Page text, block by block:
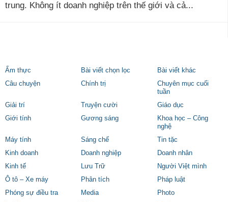
trung. Không ít doanh nghiệp trên thế giới và cả...
Ẩm thực Bài viết chọn lọc
Bài viết khác
Câu chuyện
Chính trị
Chuyên mục cuối
tuần
Giải trí
Truyện cười
Giáo dục
Giới tính
Gương sáng
Khoa học – Công
nghệ
Máy tính
Sáng chế
Tin tặc
Kinh doanh
Doanh nghiệp
Doanh nhân
Kinh tế
Lưu Trữ
Người Việt mình
Ô tô – Xe máy
Phân tích
Pháp luật
Phóng sự điều tra
Media
Photo